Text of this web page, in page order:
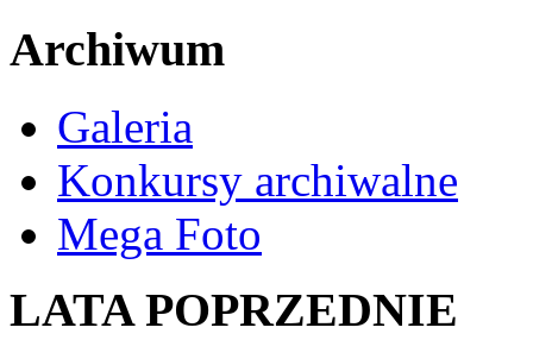
Archiwum
Galeria
Konkursy archiwalne
Mega Foto
LATA POPRZEDNIE